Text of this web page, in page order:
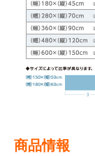
カルチャー
車・バイク
OTHER
お届け納期
お支払方法
よくある質問
オリジナル
商品情報